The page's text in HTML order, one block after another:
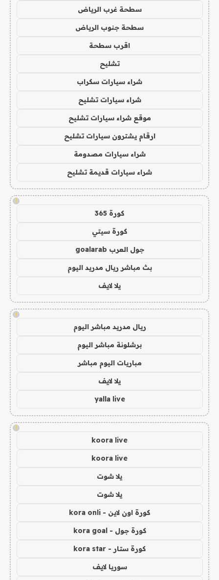
سطحة غرب الرياض
سطحة جنوب الرياض
اقرب سطحة
تشليح
شراء سيارات سكراب
شراء سيارات تشليح
موقع شراء سيارات تشليح
ارقام يشترون سيارات تشليح
شراء سيارات مصدومة
شراء سيارات قديمة تشليح
!
كورة 365
كورة سيتي
جول العرب goalarab
بث مباشر ريال مدريد اليوم
يلا لايف
!
ريال مدريد مباشر اليوم
برشلونة مباشر اليوم
مباريات اليوم مباشر
يلا لايف
yalla live
!
koora live
koora live
يلا شوت
يلا شوت
كورة اون لاين - kora onli
كورة جول - kora goal
كورة ستار - kora star
سوريا لايف